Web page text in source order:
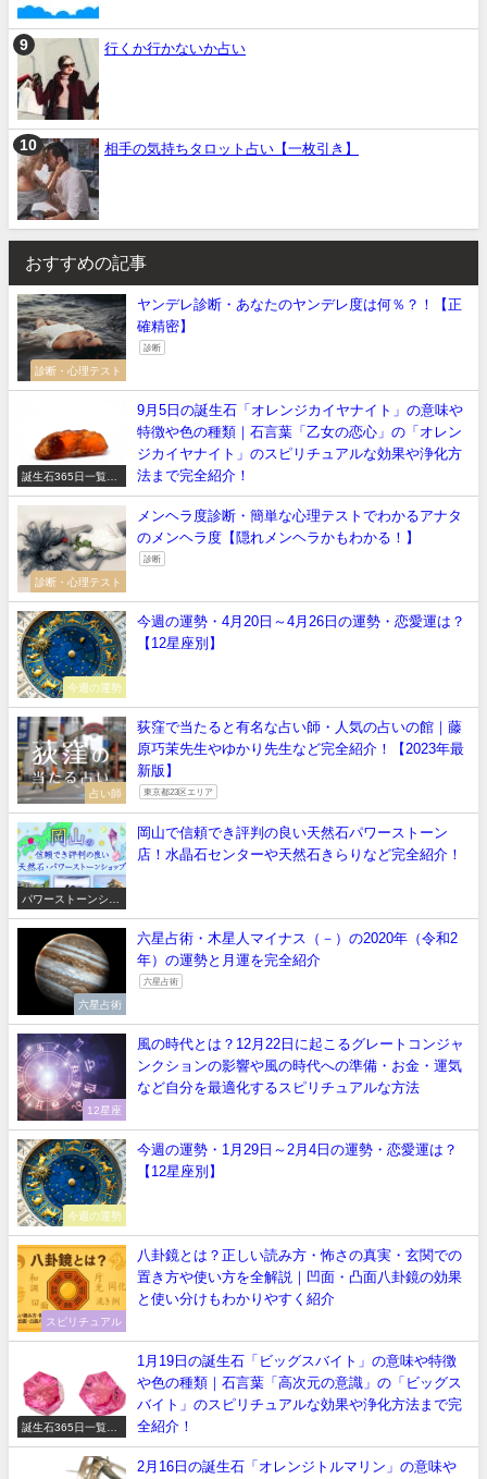
行くか行かないか占い
相手の気持ちタロット占い【一枚引き】
おすすめの記事
診断・心理テスト
ヤンデレ診断・あなたのヤンデレ度は何％？！【正
確精密】
診断
誕生石365日一覧
9月5日の誕生石「オレンジカイヤナイト」の意味や
特徴や色の種類｜石言葉「乙女の恋心」の「オレン
ジカイヤナイト」のスピリチュアルな効果や浄化方
法まで完全紹介！
診断・心理テスト
メンヘラ度診断・簡単な心理テストでわかるアナタ
のメンヘラ度【隠れメンヘラかもわかる！】
診断
今週の運勢
今週の運勢・4月20日～4月26日の運勢・恋愛運は？
【12星座別】
占い師
荻窪で当たると有名な占い師・人気の占いの館｜藤
原巧茉先生やゆかり先生など完全紹介！【2023年最
新版】
東京都23区エリア
パワーストーンショ
岡山で信頼でき評判の良い天然石パワーストーン
店！水晶石センターや天然石きらりなど完全紹介！
六星占術
六星占術・木星人マイナス（－）の2020年（令和2
年）の運勢と月運を完全紹介
六星占術
12星座
風の時代とは？12月22日に起こるグレートコンジャ
ンクションの影響や風の時代への準備・お金・運気
など自分を最適化するスピリチュアルな方法
今週の運勢
今週の運勢・1月29日～2月4日の運勢・恋愛運は？
【12星座別】
スピリチュアル
八卦鏡とは？正しい読み方・怖さの真実・玄関での
置き方や使い方を全解説｜凹面・凸面八卦鏡の効果
と使い分けもわかりやすく紹介
誕生石365日一覧
1月19日の誕生石「ビッグスバイト」の意味や特徴
や色の種類｜石言葉「高次元の意識」の「ビッグス
バイト」のスピリチュアルな効果や浄化方法まで完
全紹介！
2月16日の誕生石「オレンジトルマリン」の意味や